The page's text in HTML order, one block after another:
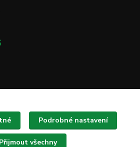
sběr cookies.
Podrobné nastavení
Přijmout všechny